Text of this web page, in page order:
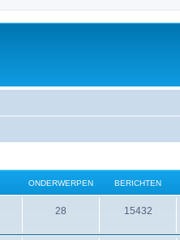
ONDERWERPEN BERICHTEN
28 15432